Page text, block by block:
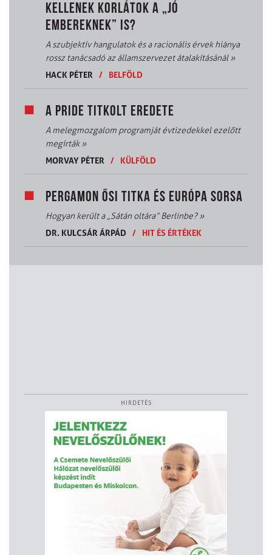
KELLENEK KORLÁTOK A „JÓ
EMBEREKNEK” IS?
A szubjektív hangulatok és a racionális érvek hiánya
rossz tanácsadó az államszervezet átalakításánál»
HACK PÉTER
/ BELFÖLD
A PRIDE TITKOLT EREDETE
A melegmozgalom programját évtizedekkel ezelőtt
megírták»
MORVAY PÉTER
/ KÜLFÖLD
PERGAMON ŐSI TITKA ÉS EURÓPA SORSA
Hogyan került a „Sátán oltára” Berlinbe?»
DR. KULCSÁR ÁRPÁD
/ HIT ÉS ÉRTÉKEK
HIRDETÉS